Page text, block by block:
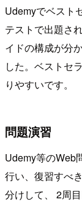
Udemyでベスト
テストで出題さ
イドの構成が分
した。ベストセ
りやすいです。
問題演習
Udemy等のWeb
行い、復習すべ
分けして、 2周